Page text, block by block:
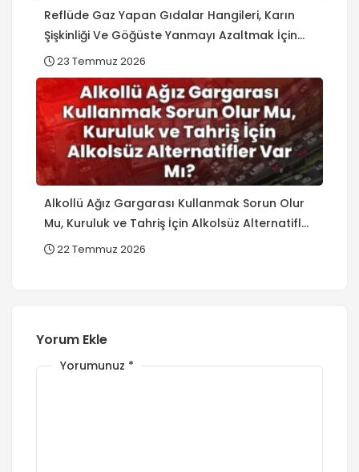
Reflüde Gaz Yapan Gıdalar Hangileri, Karın
Şişkinliği Ve Göğüste Yanmayı Azaltmak İçin
Pratik Yöntemler?
23 Temmuz 2026
Alkollü Ağız Gargarası Kullanmak Sorun Olur
Mu, Kuruluk ve Tahriş İçin Alkolsüz Alternatifler
Var Mı?
22 Temmuz 2026
Yorum Ekle
Yorumunuz *